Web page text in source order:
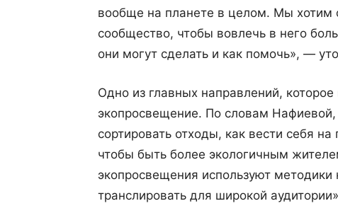
вообще на планете в целом. Мы хотим
сообщество, чтобы вовлечь в него
они могут сделать и как помочь», —
Одно из главных направлений,
экопросвещение. По словам
сортировать отходы, как вести себя
чтобы быть более экологичным
экопросвещения используют
транслировать для широкой